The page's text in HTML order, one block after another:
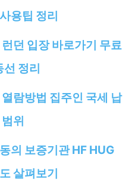
용팁 정리
던 입장 바로가기 무료
정리
람방법 집주인 국세 납
위
의 보증기관 HF HUG
살펴보기